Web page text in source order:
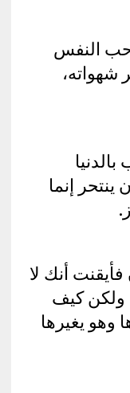
النفس
شهواته،
بالدنيا
ينتحر إنما
فأيقنت أنك لا
ولكن كيف
وهو يغيرها